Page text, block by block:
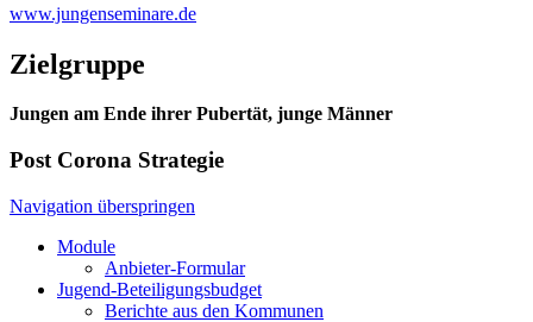
www.jungenseminare.de
Zielgruppe
Jungen am Ende ihrer Pubertät, junge Männer
Post Corona Strategie
Navigation überspringen
Module
Anbieter-Formular
Jugend-Beteiligungsbudget
Berichte aus den Kommunen